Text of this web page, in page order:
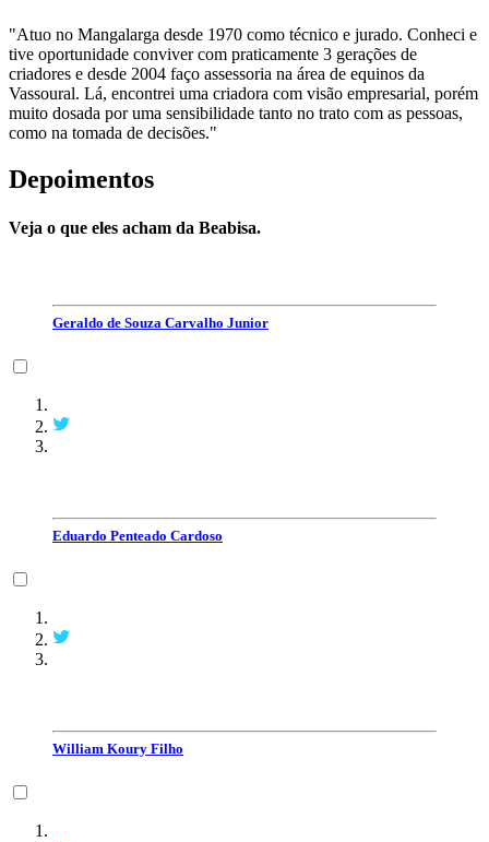
"Atuo no Mangalarga desde 1970 como técnico e jurado. Conheci e
tive oportunidade conviver com praticamente 3 gerações de
criadores e desde 2004 faço assessoria na área de equinos da
Vassoural. Lá, encontrei uma criadora com visão empresarial, porém
muito dosada por uma sensibilidade tanto no trato com as pessoas,
como na tomada de decisões."
Depoimentos
Veja o que eles acham da Beabisa.
Geraldo de Souza Carvalho Junior
Eduardo Penteado Cardoso
William Koury Filho